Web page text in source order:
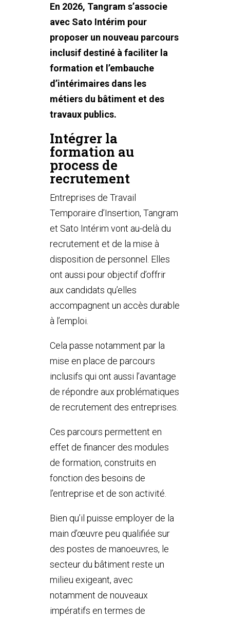
En 2026, Tangram s’associe
avec Sato Intérim pour
proposer un nouveau parcours
inclusif destiné à faciliter la
formation et l’embauche
d’intérimaires dans les
métiers du bâtiment et des
travaux publics.
Intégrer la
formation au
process de
recrutement
Entreprises de Travail
Temporaire d’Insertion, Tangram
et Sato Intérim vont au-delà du
recrutement et de la mise à
disposition de personnel. Elles
ont aussi pour objectif d’offrir
aux candidats qu’elles
accompagnent un accès durable
à l’emploi.
Cela passe notamment par la
mise en place de parcours
inclusifs qui ont aussi l’avantage
de répondre aux problématiques
de recrutement des entreprises.
Ces parcours permettent en
effet de financer des modules
de formation, construits en
fonction des besoins de
l’entreprise et de son activité.
Bien qu’il puisse employer de la
main d’œuvre peu qualifiée sur
des postes de manoeuvres, le
secteur du bâtiment reste un
milieu exigeant, avec
notamment de nouveaux
impératifs en termes de